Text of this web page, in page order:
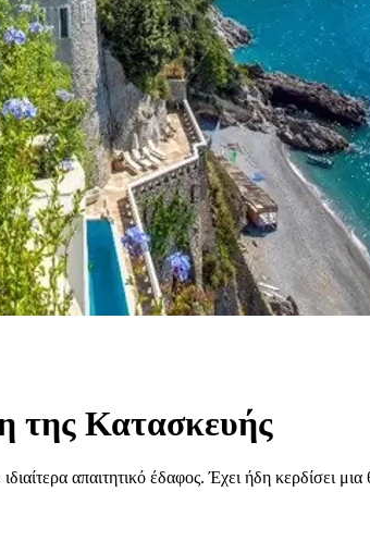
της Κατασκευής
απαιτητικό έδαφος. Έχει ήδη κερδίσει